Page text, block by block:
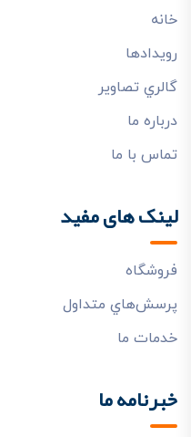
خانه
رويدادها
گالري تصاوير
درباره ما
تماس با ما
لینک های مفید
فروشگاه
پرسش‌هاي متداول
خدمات ما
خبرنامه ما